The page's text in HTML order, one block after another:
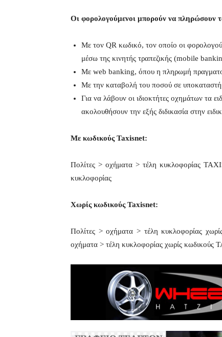
Οι φορολογούμενοι μπορούν να πληρώσουν
Με τον QR κωδικό, τον οποίο οι
μέσω της κινητής τραπεζικής (mobile
Με web banking, όπου η πληρωμή
Με την καταβολή του ποσού σε
Για να λάβουν οι ιδιοκτήτες οχημάτων τα
ακολουθήσουν την εξής διδικασία στην
Με κωδικούς Taxisnet:
Πολίτες > οχήματα > τέλη κυκλοφορίας
κυκλοφορίας
Χωρίς κωδικούς Taxisnet:
Πολίτες > οχήματα > τέλη κυκλοφορίας
οχήματα > τέλη κυκλοφορίας χωρίς κωδικούς